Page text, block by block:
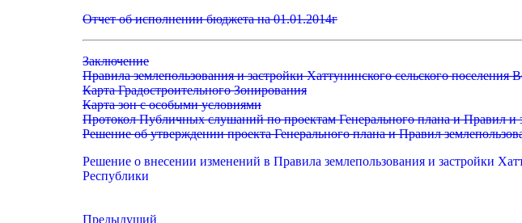
Отчет об исполнении бюджета на 01.01.2014г
Заключение
Правила землепользования и застройки Хаттунинского сельского
Карта Градостроительного Зонирования
Карта зон с особыми условиями
Протокол Публичных слушаний по проектам Генерального плана и Правил и
Решение об утверждении проекта Генерального плана и Правил
Решение о внесении изменений в Правила землепользования и застройки
Республики
Предыдущий